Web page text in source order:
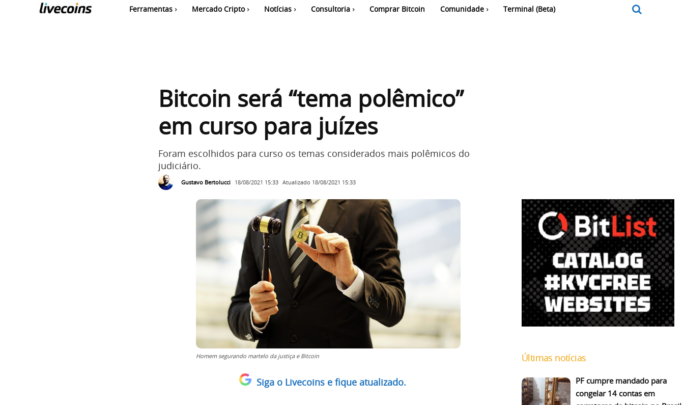
Ferramentas Mercado Cripto Notícias Consultoria Comprar Bitcoin Comunidade Terminal (Beta)
Bitcoin será “tema polêmico”
em curso para juízes
Foram escolhidos para curso os temas considerados mais polêmicos do
judiciário.
Gustavo Bertolucci 18/08/2021 15:33 Atualizado 18/08/2021 15:33
Homem segurando martelo da justiça e Bitcoin
Siga o Livecoins e fique atualizado.
Últimas notícias
PF cumpre mandado para
congelar 14 contas em